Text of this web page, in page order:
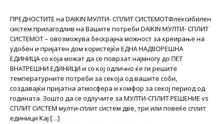
ПРЕДНОСТИТЕ на DAIKIN МУЛТИ- СПЛИТ СИСТЕМОТФлексибилен
систем прилагодлив на Вашите потреби DAIKIN МУЛТИ- СПЛИТ
СИСТЕМОТ – овозможува бескрајна можност за креирање на
удобен и пријатен дом користејќи ЕДНА НАДВОРЕШНА
ЕДИНИЦА со која можат да се поврзат најмногу до ПЕТ
ВНАТРЕШНИ ЕДИНИЦИ и со кој одлично ќе ги решите
температурните потреби за секоја од вашите соби,
создавајќи пријатна атмосфера и комфор за секој период од
годината. Зошто да се одлучите за МУЛТИ-СПЛИТ РЕШЕНИЕ vs
СПЛИТ СИСТЕМ мулти-сплит систем две, три или повеќе сплит
единици Кај […]